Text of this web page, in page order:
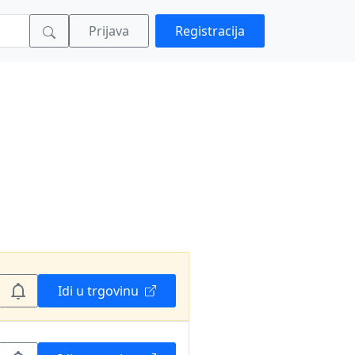
Prijava Registracija
Idi u trgovinu